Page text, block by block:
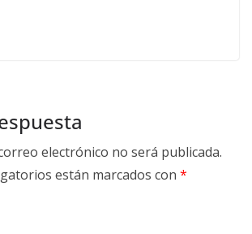
electrónico no será publicada.
están marcados con *